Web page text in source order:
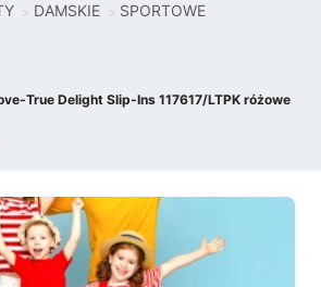
DAMSKIE SPORTOWE
True Delight Slip-Ins 117617/LTPK różowe